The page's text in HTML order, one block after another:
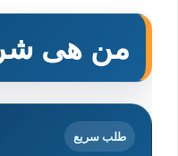
من هى
طلب سريع